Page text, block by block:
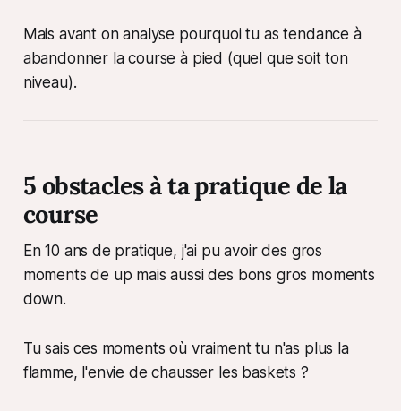
Mais avant on analyse pourquoi tu as tendance à
abandonner la course à pied (quel que soit ton
niveau).
5 obstacles à ta pratique de la
course
En 10 ans de pratique, j'ai pu avoir des gros
moments de up mais aussi des bons gros moments
down.
Tu sais ces moments où vraiment tu n'as plus la
flamme, l'envie de chausser les baskets ?